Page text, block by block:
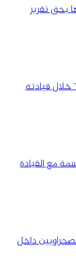
بحق تقرير
خلال قيادته
مع القيادة
داخل